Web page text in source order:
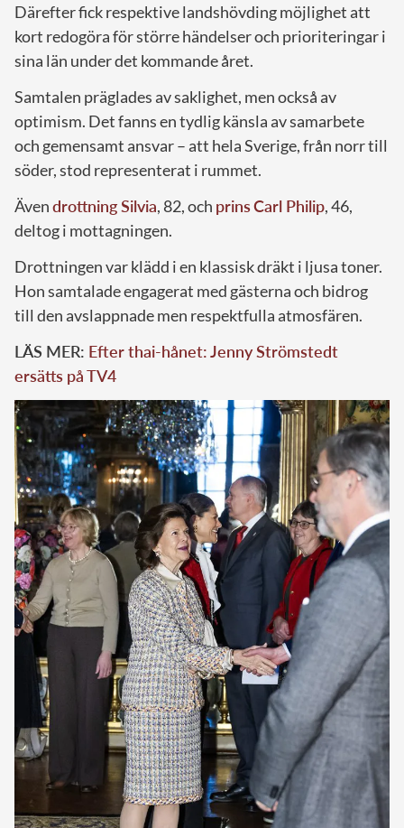
Därefter fick respektive landshövding möjlighet att
kort redogöra för större händelser och prioriteringar i
sina län under det kommande året.
Samtalen präglades av saklighet, men också av
optimism. Det fanns en tydlig känsla av samarbete
och gemensamt ansvar – att hela Sverige, från norr till
söder, stod representerat i rummet.
Ävendrottning Silvia, 82, och prinsCarl Philip, 46,
deltog i mottagningen.
Drottningen var klädd i en klassisk dräkt i ljusa toner.
Hon samtalade engagerat med gästerna och bidrog
till den avslappnade men respektfulla atmosfären.
LÄS MER: Efter thai-hånet: Jenny Strömstedt
ersätts på TV4